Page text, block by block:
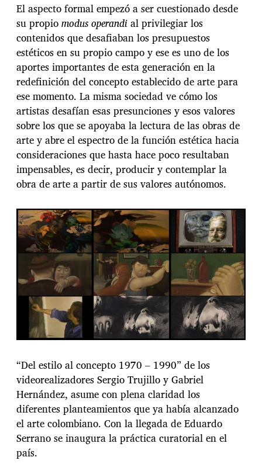
El aspecto formal empezó a ser cuestionado desde
su propiomodus operandial privilegiar los
contenidos que desafiaban los presupuestos
estéticos en su propio campo y ese es uno de los
aportes importantes de esta generación en la
redefinición del concepto establecido de arte para
ese momento. La misma sociedad ve cómo los
artistas desafían esas presunciones y esos valores
sobre los que se apoyaba la lectura de las obras de
arte y abre el espectro de la función estética hacia
consideraciones que hasta hace poco resultaban
impensables, es decir, producir y contemplar la
obra de arte a partir de sus valores autónomos.
“Del estilo al concepto 1970 – 1990” de los
videorealizadores Sergio Trujillo y Gabriel
Hernández, asume con plena claridad los
diferentes planteamientos que ya había alcanzado
el arte colombiano. Con la llegada de Eduardo
Serrano se inaugura la práctica curatorial en el
país.